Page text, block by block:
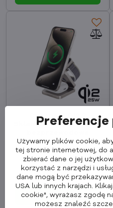
Cubenest Qi2.2
Składana magnetyczna
ładowarka 3w1 SQ312
Pro tytan
W magazynie
439,90 zł
357,64 złbez VAT
Dodaj do koszyka
Używamy plików cookie,
tej stronie internetowej, do
zbierać dane o jej
korzystać z narzędzi i
dane mogą być
USA lub innych krajach.
cookie", wyrażasz zgodę
możesz znaleźć